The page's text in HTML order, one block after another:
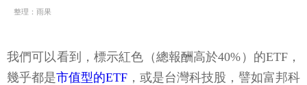
整理：雨果
我們可以看到，標示紅色（總報酬高於40%）的ETF，
幾乎都是市值型的ETF ，或是台灣科技股，譬如富邦科